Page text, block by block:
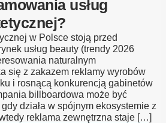
usług
w Polsce stoją przed
usług beauty (trendy 2026
naturalnym
się z zakazem reklamy wyrobów
i rosnącą konkurencją gabinetów
billboardowa może być
działa w spójnym ekosystemie z
reklama zewnętrzna staje […]